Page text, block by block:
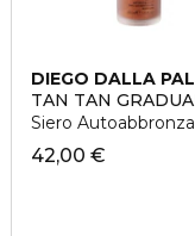
DIEGO DALLA
TAN TAN
Siero
42,00 €